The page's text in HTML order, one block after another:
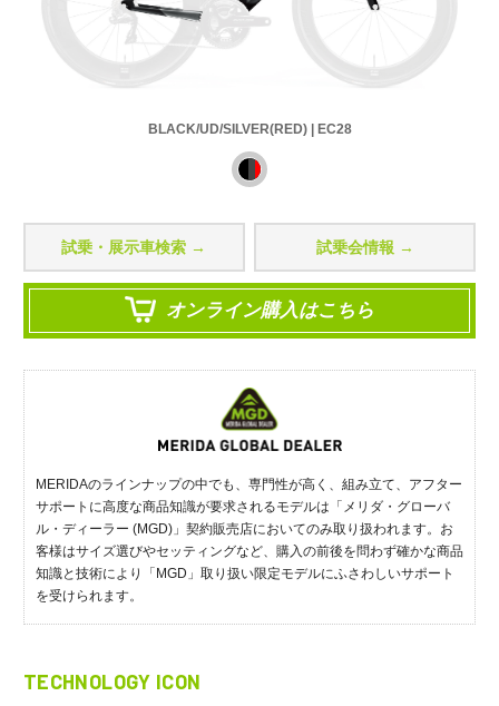
BLACK/UD/SILVER(RED) | EC28
試乗・展示車検索 → 試乗会情報 →
オンライン購入はこちら
MERIDAのラインナップの中でも、専門性が高く、組み立て、アフター
サポートに高度な商品知識が要求されるモデルは「メリダ・グローバ
ル・ディーラー (MGD)」契約販売店においてのみ取り扱われます。お
客様はサイズ選びやセッティングなど、購入の前後を問わず確かな商品
知識と技術により「MGD」取り扱い限定モデルにふさわしいサポート
を受けられます。
TECHNOLOGY ICON